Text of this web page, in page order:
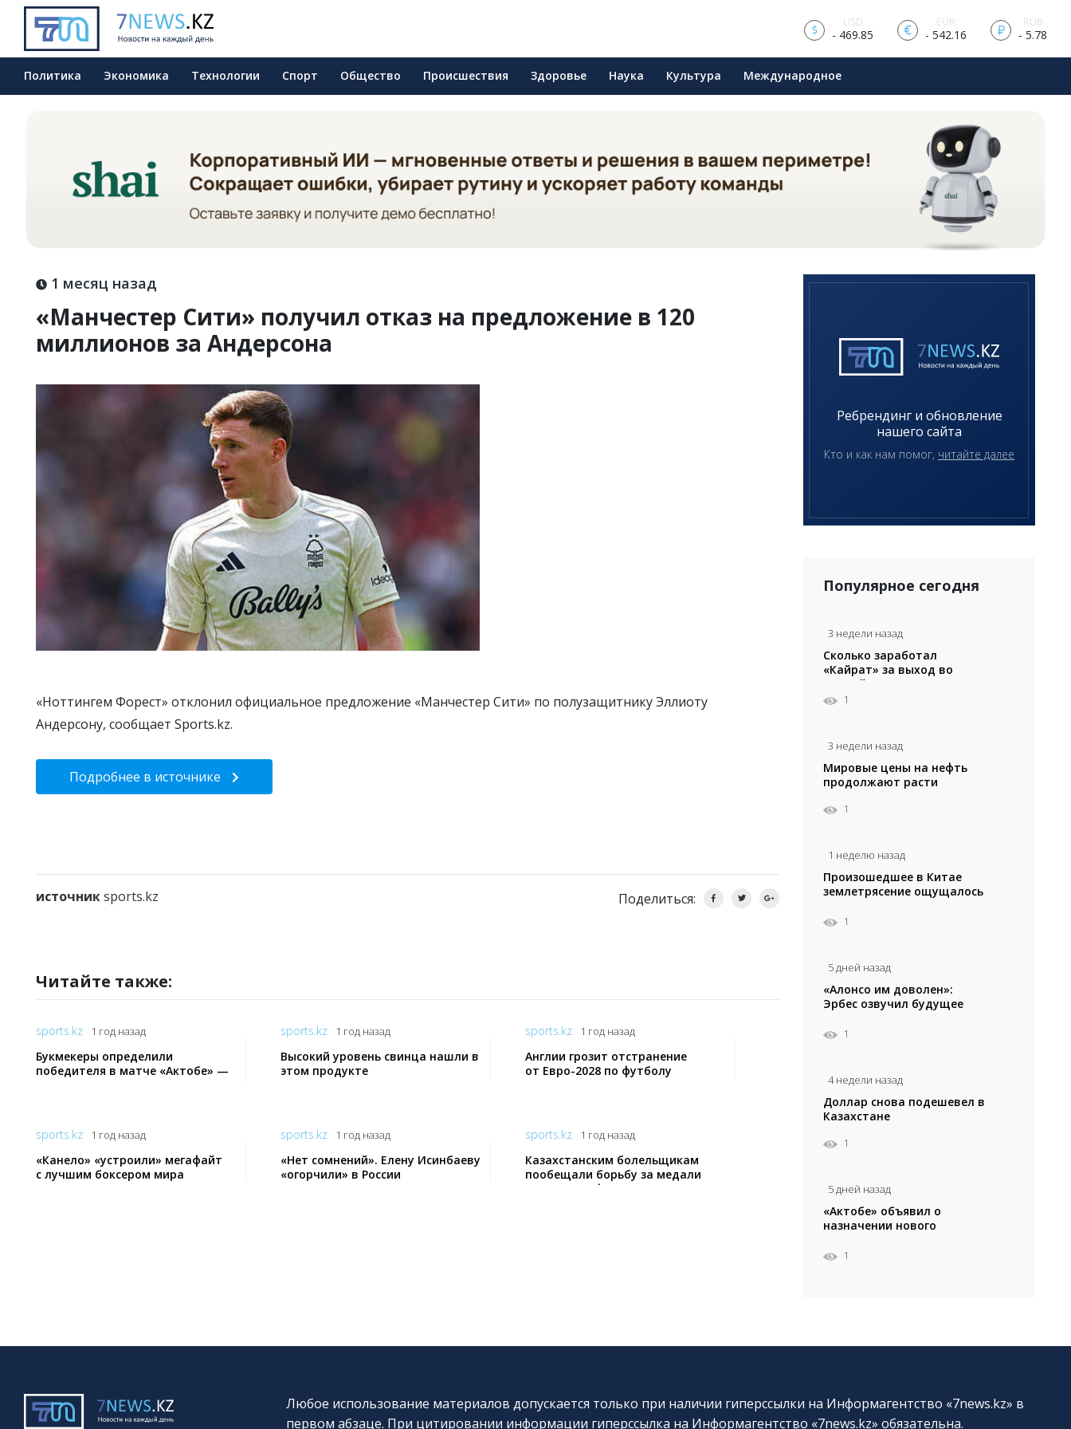
USD
- 469.85
EUR
- 542.16
RUB
- 5.78
Политика Экономика Технологии Спорт Общество Происшествия Здоровье Наука Культура Международное
1 месяц назад
«Манчестер Сити» получил отказ на предложение в 120
миллионов за Андерсона
«Ноттингем Форест» отклонил официальное предложение «Манчестер Сити» по полузащитнику Эллиоту
Андерсону, сообщает Sports.kz.
Подробнее в источнике
источникsports.kz Поделиться:
Читайте также:
sports.kz 1 год назад
Букмекеры определили
победителя в матче «Актобе» —
sports.kz 1 год назад
Высокий уровень свинца нашли в
этом продукте
sports.kz 1 год назад
Англии грозит отстранение
от Евро-2028 по футболу
sports.kz 1 год назад
«Канело» «устроили» мегафайт
с лучшим боксером мира
sports.kz 1 год назад
«Нет сомнений». Елену Исинбаеву
«огорчили» в России
sports.kz 1 год назад
Казахстанским болельщикам
пообещали борьбу за медали
ЧМ-2024 по футзалу
Ребрендинг и обновление
нашего сайта
Кто и как нам помог, читайте далее
Популярное сегодня
3 недели назад
Сколько заработал
«Кайрат» за выход во
второй раунд Лиги
Чемпионов
1
3 недели назад
Мировые цены на нефть
продолжают расти
1
1 неделю назад
Произошедшее в Китае
землетрясение ощущалось
1
5 дней назад
«Алонсо им доволен»:
Эрбес озвучил будущее
1
4 недели назад
Доллар снова подешевел в
Казахстане
1
5 дней назад
«Актобе» объявил о
назначении нового
1
Любое использование материалов допускается только при наличии гиперссылки на Информагентство «7news.kz» в
первом абзаце. При цитировании информации гиперссылка на Информагентство «7news.kz» обязательна.